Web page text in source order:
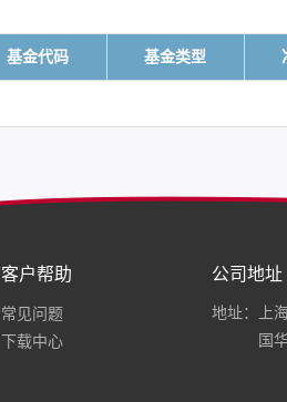
基金代码 基金类型
客户帮助
常见问题
下载中心
公司地址
地址：上
国